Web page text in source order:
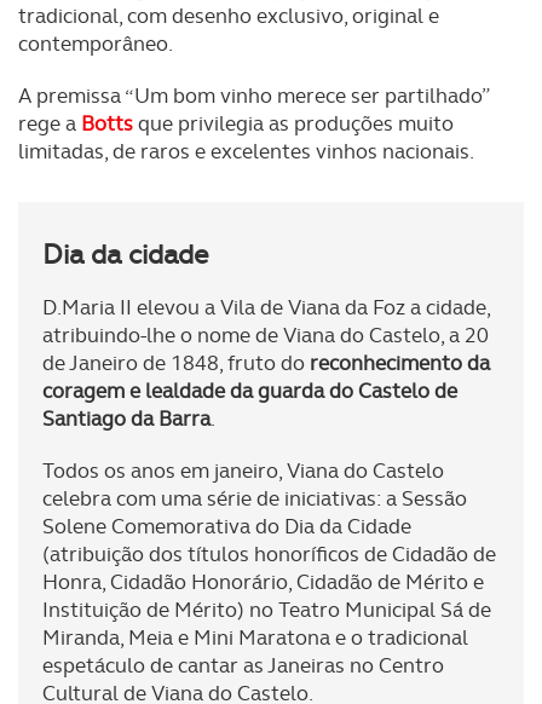
tradicional, com desenho exclusivo, original e
contemporâneo.
A premissa “Um bom vinho merece ser partilhado”
rege a Bottsque privilegia as produções muito
limitadas, de raros e excelentes vinhos nacionais.
Dia da cidade
D.Maria II elevou a Vila de Viana da Foz a cidade,
atribuindo-lhe o nome de Viana do Castelo, a 20
de Janeiro de 1848, fruto do reconhecimento da
coragem e lealdade da guarda do Castelo de
Santiago da Barra.
Todos os anos em janeiro, Viana do Castelo
celebra com uma série de iniciativas: a Sessão
Solene Comemorativa do Dia da Cidade
(atribuição dos títulos honoríficos de Cidadão de
Honra, Cidadão Honorário, Cidadão de Mérito e
Instituição de Mérito) no Teatro Municipal Sá de
Miranda, Meia e Mini Maratona e o tradicional
espetáculo de cantar as Janeiras no Centro
Cultural de Viana do Castelo.